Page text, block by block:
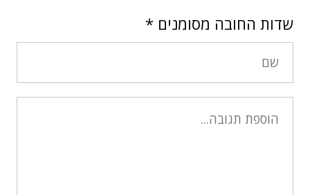
שדות החובה מסומנים *